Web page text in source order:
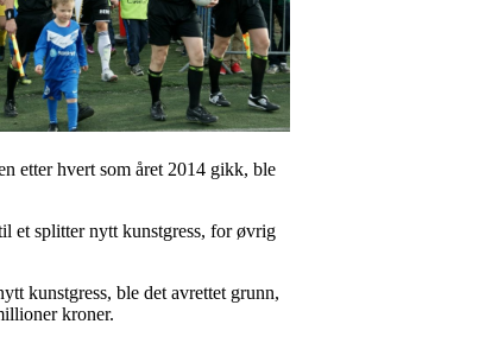
etter hvert som året 2014 gikk, ble
et splitter nytt kunstgress, for øvrig
kunstgress, ble det avrettet grunn,
kroner.